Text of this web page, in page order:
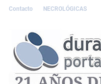
Contacto NECROLÓGICAS